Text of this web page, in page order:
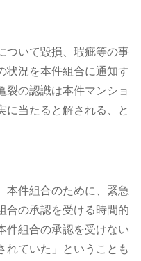
ついて毀損、瑕疵等の事
状況を本件組合に通知す
裂の認識は本件マンショ
に当たると解される、と
本件組合のために、緊急
合の承認を受ける時間的
件組合の承認を受けない
れていた」ということも